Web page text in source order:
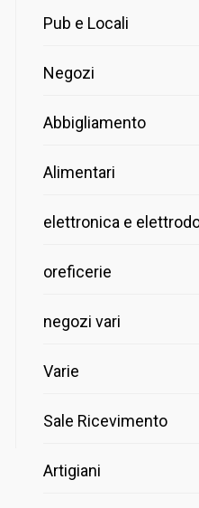
Pub e Locali
Negozi
Abbigliamento
Alimentari
elettronica e
oreficerie
negozi vari
Varie
Sale Ricevimento
Artigiani